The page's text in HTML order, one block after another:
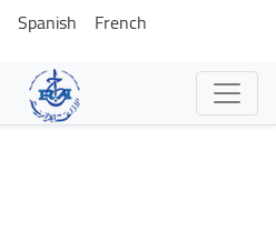
Aller
au
contenu
principal
Spanish French